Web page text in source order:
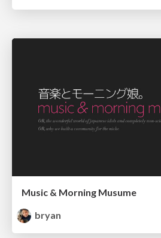
Music & Morning Musume
bryan